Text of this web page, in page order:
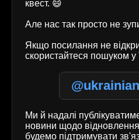
квест. 😄
Але нас так просто не
Якщо посилання не
скористайтеся пошуком у
Ми й надалі
новини щодо
будемо підтримувати